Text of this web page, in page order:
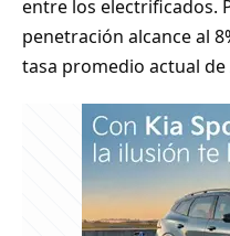
entre los electrificados.
penetración alcance al
tasa promedio actual de